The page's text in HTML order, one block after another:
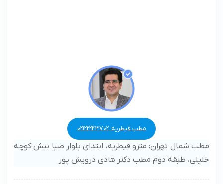
مطب قیطریه: 02122243702
مطب شمال تهران: مترو قیطریه، ابتدای بلوار صبا نبش کوچه
خلیلی، طبقه دوم مطب دکتر هادی درویش پور